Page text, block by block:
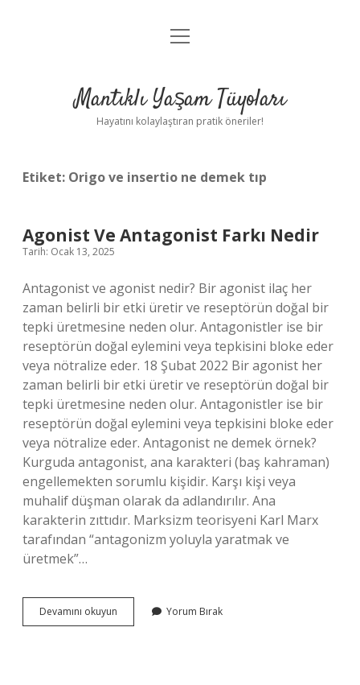
Anasayfa
Yasal Uyarı
menüyü
Mantıklı Yaşam Tüyoları
Hayatını kolaylaştıran pratik öneriler!
Etiket: Origo ve insertio ne demek tıp
Agonist Ve Antagonist Farkı Nedir
Tarih: Ocak 13, 2025
Antagonist ve agonist nedir? Bir agonist ilaç her
zaman belirli bir etki üretir ve reseptörün doğal bir
tepki üretmesine neden olur. Antagonistler ise bir
reseptörün doğal eylemini veya tepkisini bloke eder
veya nötralize eder. 18 Şubat 2022 Bir agonist her
zaman belirli bir etki üretir ve reseptörün doğal bir
tepki üretmesine neden olur. Antagonistler ise bir
reseptörün doğal eylemini veya tepkisini bloke eder
veya nötralize eder. Antagonist ne demek örnek?
Kurguda antagonist, ana karakteri (baş kahraman)
engellemekten sorumlu kişidir. Karşı kişi veya
muhalif düşman olarak da adlandırılır. Ana
karakterin zıttıdır. Marksizm teorisyeni Karl Marx
tarafından “antagonizm yoluyla yaratmak ve
üretmek”…
Devamını okuyun
Ve
Yorum Bırak